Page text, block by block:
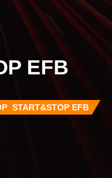
EFB
START&STOP EFB